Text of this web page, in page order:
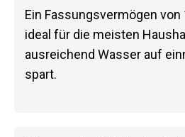
Ein Fassungsvermögen von
ideal für die meisten
ausreichend Wasser auf
spart.